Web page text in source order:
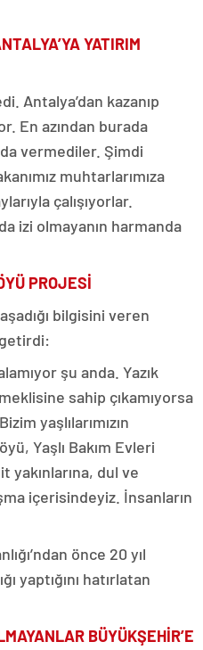
YATIRIM
Antalya’dan kazanıp
En azından burada
vermediler. Şimdi
muhtarlarımıza
çalışıyorlar.
izi olmayanın harmanda
PROJESİ
bilgisini veren
şu anda. Yazık
sahip çıkamıyorsa
yaşlılarımızın
Yaşlı Bakım Evleri
yakınlarına, dul ve
içerisindeyiz. İnsanların
önce 20 yıl
yaptığını hatırlatan
BÜYÜKŞEHİR’E